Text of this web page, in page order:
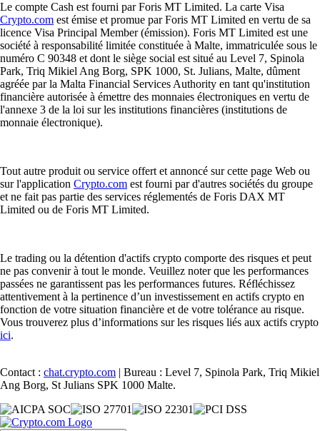
Le compte Cash est fourni par Foris MT Limited. La carte Visa
Crypto.com est émise et promue par Foris MT Limited en vertu de sa
licence Visa Principal Member (émission). Foris MT Limited est une
société à responsabilité limitée constituée à Malte, immatriculée sous le
numéro C 90348 et dont le siège social est situé au Level 7, Spinola
Park, Triq Mikiel Ang Borg, SPK 1000, St. Julians, Malte, dûment
agréée par la Malta Financial Services Authority en tant qu'institution
financière autorisée à émettre des monnaies électroniques en vertu de
l'annexe 3 de la loi sur les institutions financières (institutions de
monnaie électronique).
Tout autre produit ou service offert et annoncé sur cette page Web ou
sur l'application Crypto.com est fourni par d'autres sociétés du groupe
et ne fait pas partie des services réglementés de Foris DAX MT
Limited ou de Foris MT Limited.
Le trading ou la détention d'actifs crypto comporte des risques et peut
ne pas convenir à tout le monde. Veuillez noter que les performances
passées ne garantissent pas les performances futures. Réfléchissez
attentivement à la pertinence d’un investissement en actifs crypto en
fonction de votre situation financière et de votre tolérance au risque.
Vous trouverez plus d’informations sur les risques liés aux actifs crypto
ici.
Contact : chat.crypto.com | Bureau : Level 7, Spinola Park, Triq Mikiel
Ang Borg, St Julians SPK 1000 Malte.